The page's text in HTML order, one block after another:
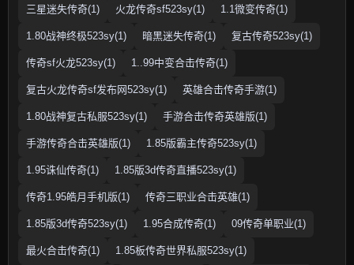
三星迷失传奇(1) 火龙传奇sf523sy(1) 1.1微变传奇(1)
1.80战神终极523sy(1) 暗黑迷失传奇(1) 复古传奇523sy(1)
传奇sf火龙523sy(1) 1..99中变合击传奇(1)
复古火龙传奇sf发布网523sy(1) 英雄合击传奇手游(1)
1.80战神复古私服523sy(1) 手游合击传奇英雄版(1)
手游传奇合击英雄版(1) 1.85版霸主传奇523sy(1)
1.95诛仙传奇(1) 1.85版3d传奇直播523sy(1)
传奇1.95皓月手机版(1) 传奇三职业合击英雄(1)
1.85版3d传奇523sy(1) 1.95合成传奇(1) 09传奇单职业(1)
最火合击传奇(1) 1.85板传奇世界私服523sy(1)